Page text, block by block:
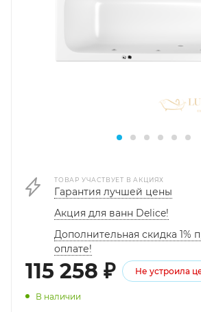
ТОВАР УЧАСТВУЕТ В АКЦИЯХ
Гарантия лучшей цены
Акция для ванн Delice!
Дополнительная скидка 1%
оплате!
115 258 ₽ Не устроила
В наличии